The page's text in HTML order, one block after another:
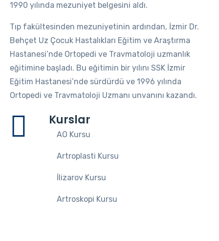
1990 yılında mezuniyet belgesini aldı.
Tıp fakültesinden mezuniyetinin ardından, İzmir Dr.
Behçet Uz Çocuk Hastalıkları Eğitim ve Araştırma
Hastanesi’nde Ortopedi ve Travmatoloji uzmanlık
eğitimine başladı. Bu eğitimin bir yılını SSK İzmir
Eğitim Hastanesi’nde sürdürdü ve 1996 yılında
Ortopedi ve Travmatoloji Uzmanı unvanını kazandı.
Kurslar
AO Kursu
Artroplasti Kursu
İlizarov Kursu
Artroskopi Kursu